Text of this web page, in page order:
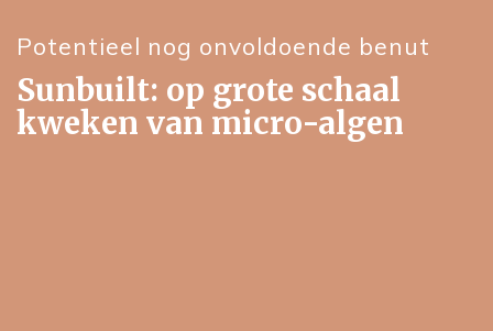
Potentieel nog onvoldoende benut
Sunbuilt: op grote schaal
kweken van micro-algen